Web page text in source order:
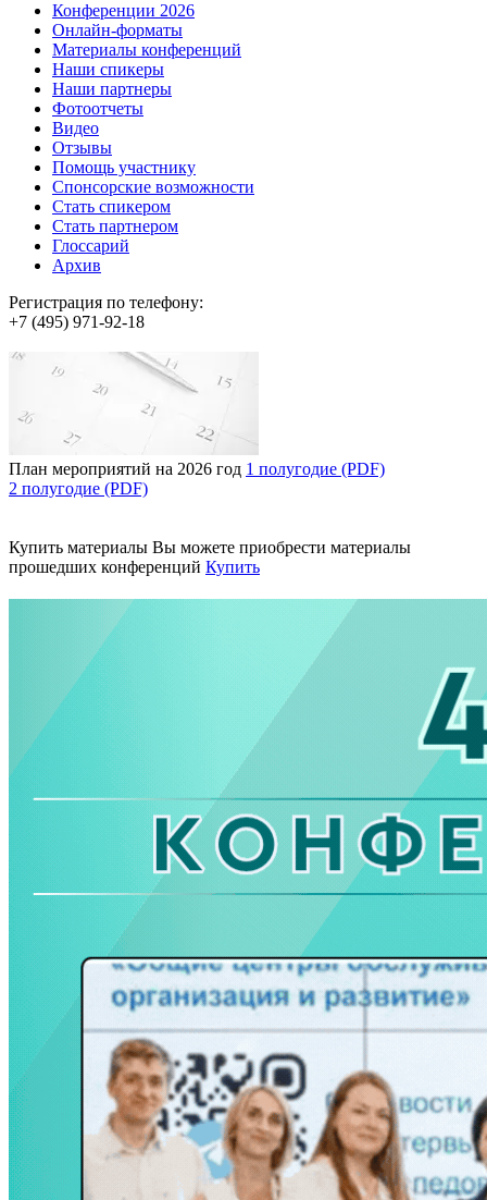
Конференции 2026
Онлайн-форматы
Материалы конференций
Наши спикеры
Наши партнеры
Фотоотчеты
Видео
Отзывы
Помощь участнику
Спонсорские возможности
Стать спикером
Стать партнером
Глоссарий
Архив
Регистрация по телефону:
+7 (495) 971-92-18
План мероприятий на 2026 год 1 полугодие (PDF)
2 полугодие (PDF)
Купить материалы Вы можете приобрести материалы
прошедших конференций Купить